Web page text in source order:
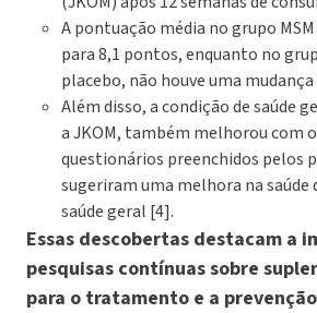
A pontuação média no grupo
para 8,1 pontos, enquanto no
placebo, não houve uma
Além disso, a condição de saúde
a JKOM, também melhorou com o
questionários preenchidos pelos
sugeriram uma melhora na saúde
saúde geral [4].
Essas descobertas destacam a
pesquisas contínuas sobre
para o tratamento e a